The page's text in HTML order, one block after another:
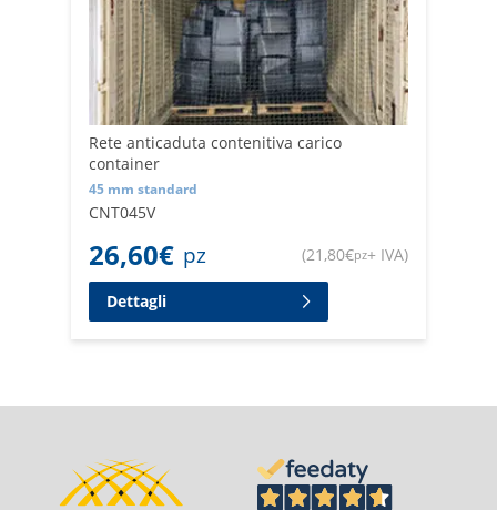
Rete anticaduta contenitiva carico
container
45 mm standard
CNT045V
26,60€ pz (21,80€pz+ IVA)
Dettagli